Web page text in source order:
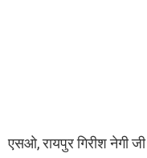
एसओ, रायपुर गिरीश नेगी